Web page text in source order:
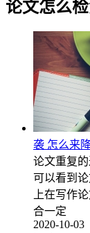
论文怎么
袭 怎么来
论文重复
可以看到
上在写作
合一定
2020-10-03